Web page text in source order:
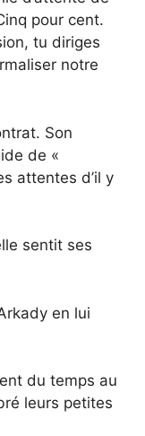
pour cent.
tu diriges
notre
Son
de «
attentes d’il y
sentit ses
en lui
du temps au
leurs petites